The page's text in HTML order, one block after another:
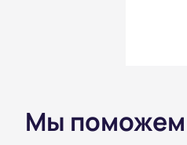
Мы поможем